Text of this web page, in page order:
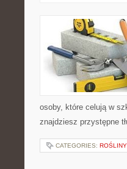
osoby, które celują w
znajdziesz przystępne
CATEGORIES: